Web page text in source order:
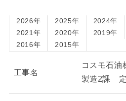
工事名
コスモ石油
製造2課
2026年 2025年 2024年
2021年
2020年 2019年
2016年
2015年